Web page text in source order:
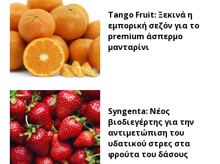
Tango Fruit: Ξεκινά η
εμπορική σεζόν για το
premium άσπερμο
μανταρίνι
Syngenta: Νέος
βιοδιεγέρτης για την
αντιμετώπιση του
υδατικού στρες στα
φρούτα του δάσους